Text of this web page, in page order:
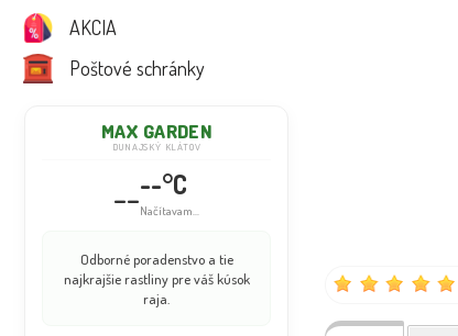
AKCIA
Poštové schránky
MAX GARDEN
DUNAJSKÝ KLÁTOV
----°C
Načítavam...
Odborné poradenstvo a tie
najkrajšie rastliny pre váš kúsok
raja.